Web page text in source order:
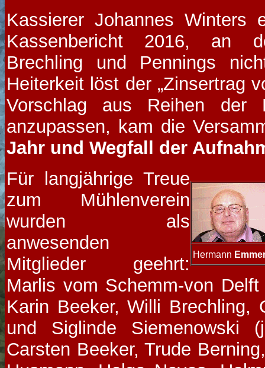
Kassierer Johannes Winters
Kassenbericht 2016, an
Brechling und Pennings
Heiterkeit löst der „Zinsertrag
Vorschlag aus Reihen der
anzupassen, kam die
Jahr und Wegfall der
Hermann
Für langjährige Treue
zum Mühlenverein
wurden als
anwesenden
Mitglieder geehrt:
Marlis vom Schemm-von
Karin Beeker, Willi Brechling,
und Siglinde Siemenowski
Carsten Beeker, Trude